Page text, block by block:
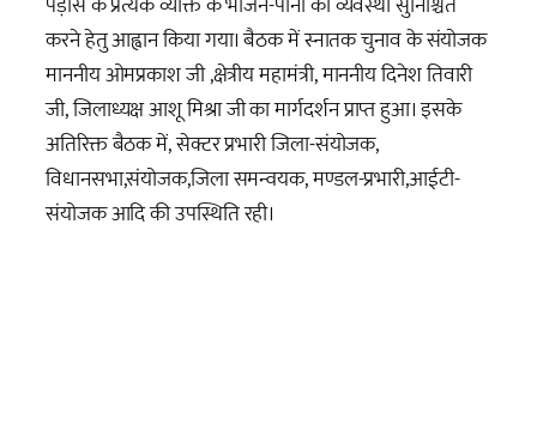
करने हेतु आह्वान किया गया। बैठक में स्नातक चुनाव के संयोजक
माननीय ओमप्रकाश जी ,क्षेत्रीय महामंत्री, माननीय दिनेश तिवारी
जी, जिलाध्यक्ष आशू मिश्रा जी का मार्गदर्शन प्राप्त हुआ। इसके
अतिरिक्त बैठक में, सेक्टर प्रभारी जिला-संयोजक,
विधानसभा,संयोजक,जिला समन्वयक, मण्डल-प्रभारी,आईटी-
संयोजक आदि की उपस्थिति रही।